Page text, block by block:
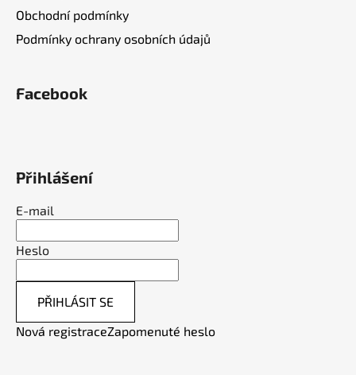
Obchodní podmínky
Podmínky ochrany osobních údajů
Facebook
Přihlášení
E-mail
Heslo
PŘIHLÁSIT SE
Nová registraceZapomenuté heslo